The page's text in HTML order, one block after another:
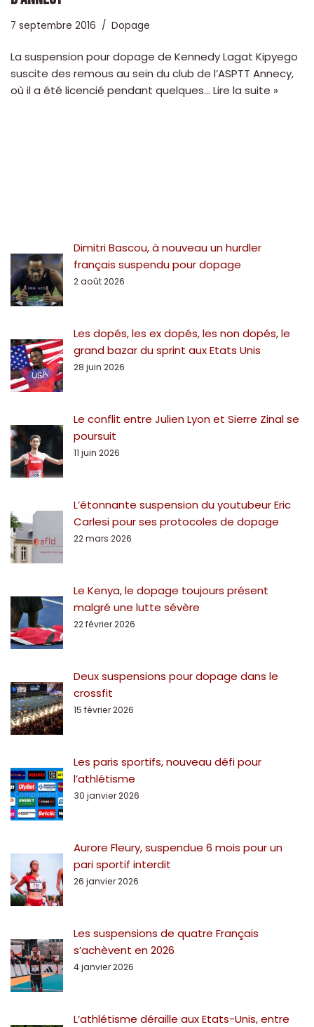
7 septembre 2016 Dopage
La suspension pour dopage de Kennedy Lagat Kipyego
suscite des remous au sein du club de l’ASPTT Annecy,
où il a été licencié pendant quelques… Lire la suite »
Dimitri Bascou, à nouveau un hurdler
français suspendu pour dopage
2 août 2026
Les dopés, les ex dopés, les non dopés, le
grand bazar du sprint aux Etats Unis
28 juin 2026
Le conflit entre Julien Lyon et Sierre Zinal se
poursuit
11 juin 2026
L’étonnante suspension du youtubeur Eric
Carlesi pour ses protocoles de dopage
22 mars 2026
Le Kenya, le dopage toujours présent
malgré une lutte sévère
22 février 2026
Deux suspensions pour dopage dans le
crossfit
15 février 2026
Les paris sportifs, nouveau défi pour
l’athlétisme
30 janvier 2026
Aurore Fleury, suspendue 6 mois pour un
pari sportif interdit
26 janvier 2026
Les suspensions de quatre Français
s’achèvent en 2026
4 janvier 2026
L’athlétisme déraille aux Etats-Unis, entre